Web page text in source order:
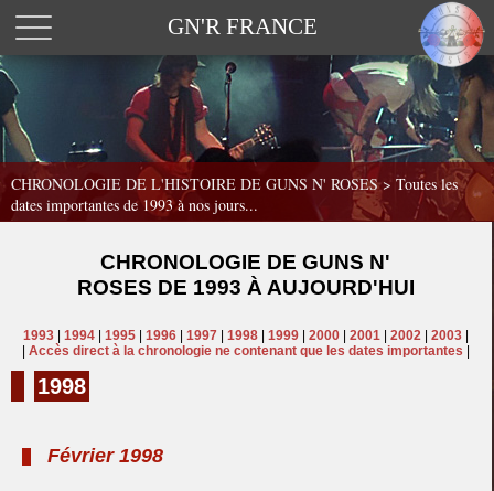
GN'R FRANCE
CHRONOLOGIE DE L'HISTOIRE DE GUNS N' ROSES > Toutes les
dates importantes de 1993 à nos jours...
CHRONOLOGIE DE GUNS N'
ROSES DE 1993 À AUJOURD'HUI
1993| 1994| 1995| 1996| 1997| 1998| 1999| 2000| 2001| 2002| 2003|
Accès direct à la chronologie ne contenant que les dates importantes
1998
Février 1998